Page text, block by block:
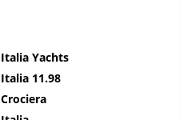
Italia Yachts
Italia 11.98
Crociera